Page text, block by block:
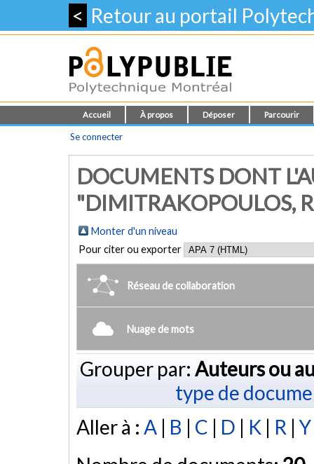
< Retour au portail
Accueil À propos Déposer Parcourir
Se connecter
DOCUMENTS DONT
"DIMITRAKOPOULOS,
Monter d'un niveau
Pour citer ou exporter
Réseau de collaboration
Nuage de mots
Grouper par: Auteurs ou
type de
Aller à : A | B | C | D | K | R |Y